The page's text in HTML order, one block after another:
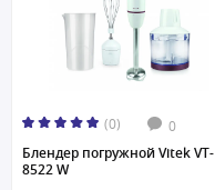
(0) 0
Блендер погружной Vitek VT-
8522 W